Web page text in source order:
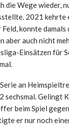
die Wege wieder,
2021 kehrte
Feld, konnte
aber auch nicht
Einsätzen für
an
sechsmal. Gelingt
beim Spiel
er nur noch